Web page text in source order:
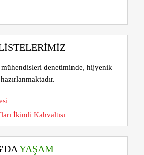
mühendisleri denetiminde, hijyenik
İkindi Kahvaltısı
YAŞAM